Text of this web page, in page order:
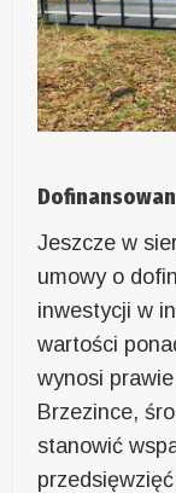
Jeszcze w
umowy o
inwestycji w
wartości
wynosi prawie
Brzezince,
stanowić